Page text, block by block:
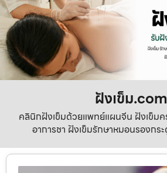
ฝังเข็ม.com
คลินิกฝังเข็มด้วยแพทย์แผนจีน ฝังเข็ม
อาการชา ฝังเข็มรักษาหมอนรองกร